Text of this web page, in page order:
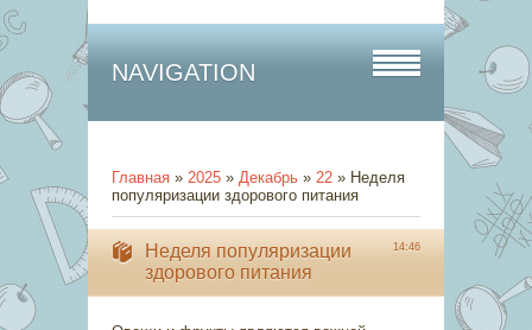
NAVIGATION
Главная » 2025 » Декабрь » 22 » Неделя
популяризации здорового питания
14:46
Неделя популяризации
здорового питания